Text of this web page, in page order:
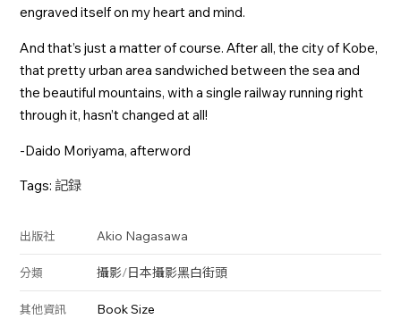
engraved itself on my heart and mind.
And that’s just a matter of course. After all, the city of Kobe,
that pretty urban area sandwiched between the sea and
the beautiful mountains, with a single railway running right
through it, hasn’t changed at all!
-Daido Moriyama, afterword
Tags: 記録
出版社 Akio Nagasawa
分類 攝影/日本攝影黑白街頭
其他資訊
Book Size